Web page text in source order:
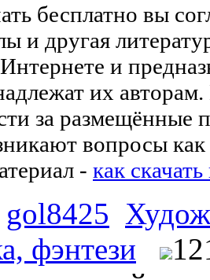
бесплатно вы
и другая
и
их
за размещённые
вопросы как
- как
gol8425
фэнтези